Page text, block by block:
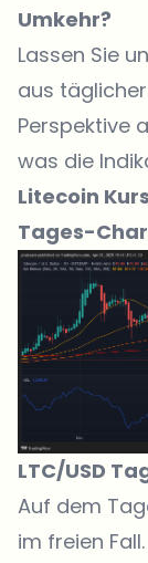
Umkehr?
Lassen Sie
aus
Perspektive
was die
Litecoin
Tages-
LTC/USD
Auf dem
im freien Fall